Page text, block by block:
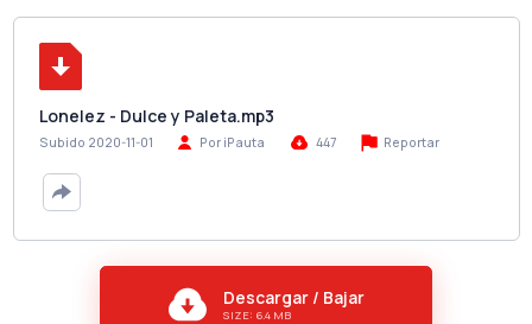
Lonelez - Dulce y Paleta.mp3
Subido 2020-11-01 Por iPauta 447 Reportar
Descargar / Bajar
SIZE: 6.4 MB